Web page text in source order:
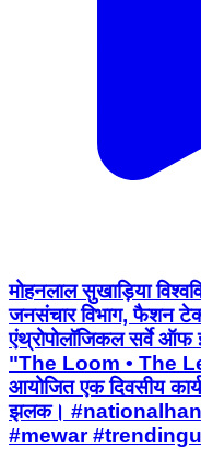
मोहनलाल सुखाड़िया
जनसंचार विभाग, फैशन
एंथ्रोपोलॉजिकल सर्वे
"The Loom • The
आयोजित एक दिवसीय
झलक।
#mewar